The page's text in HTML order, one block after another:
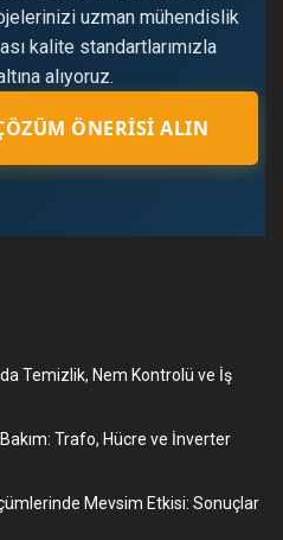
uzman mühendislik
kalite standartlarımızla
alıyoruz.
ÖNERISI ALIN
Temizlik, Nem Kontrolü ve İş
Trafo, Hücre ve İnverter
Mevsim Etkisi: Sonuçlar